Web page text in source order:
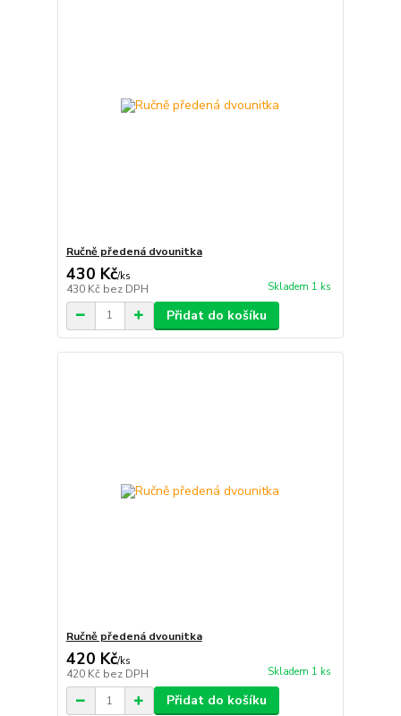
Ručně předená dvounitka
430 Kč/ks
430 Kč bez DPH Skladem 1 ks
Přidat do košíku
Ručně předená dvounitka
420 Kč/ks
420 Kč bez DPH Skladem 1 ks
Přidat do košíku